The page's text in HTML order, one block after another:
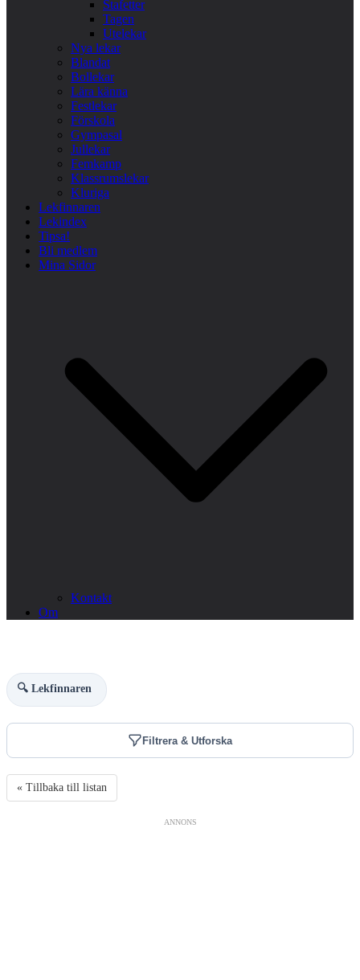
Stafetter
Tagen
Utelekar
Nya lekar
Blandat
Bollekar
Lära känna
Festlekar
Förskola
Gympasal
Jullekar
Femkamp
Klassrumslekar
Kluriga
Lekfinnaren
Lekindex
Tipsa!
Bli medlem
Mina Sidor
Kontakt
Om
🔍 Lekfinnaren
Filtrera & Utforska
« Tillbaka till listan
ANNONS